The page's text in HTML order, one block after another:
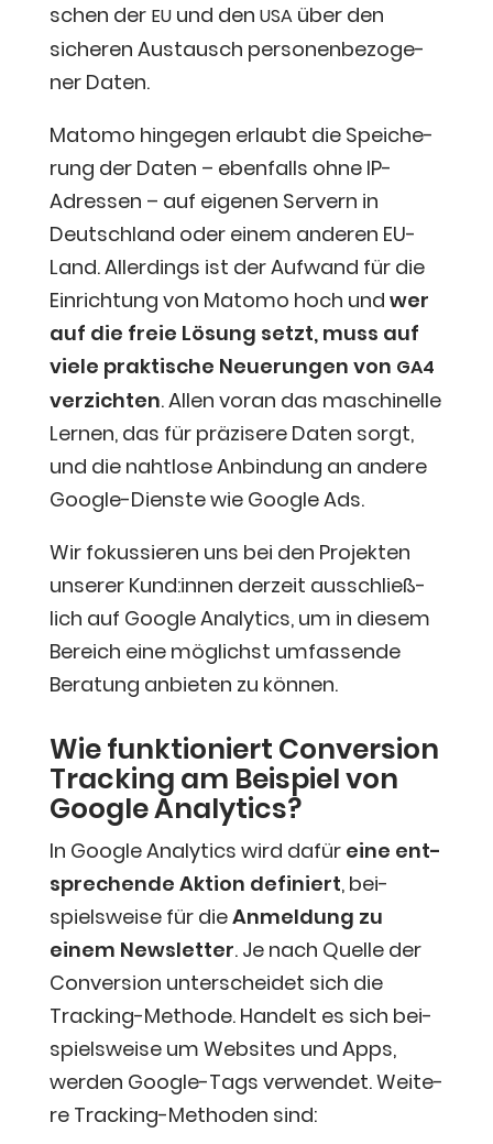
schen der EUund den USAüber den
siche­ren Aus­tausch per­so­nen­be­zo­ge­
ner Daten.
Mato­mo hin­ge­gen erlaubt die Spei­che­
rung der Daten – eben­falls ohne IP-
Adres­sen – auf eige­nen Ser­vern in
Deutsch­land oder einem ande­ren EU-
Land. Aller­dings ist der Auf­wand für die
Ein­rich­tung von Mato­mo hoch und wer
auf die freie Lösung setzt, muss auf
vie­le prak­ti­sche Neue­run­gen von GA4
ver­zich­ten. Allen vor­an das maschi­nel­le
Ler­nen, das für prä­zi­se­re Daten sorgt,
und die naht­lo­se Anbin­dung an ande­re
Goog­le-Diens­te wie Goog­le Ads.
Wir fokus­sie­ren uns bei den Pro­jek­ten
unse­rer Kund:innen der­zeit aus­schließ­
lich auf Goog­le Ana­ly­tics, um in die­sem
Bereich eine mög­lichst umfas­sen­de
Bera­tung anbie­ten zu können.
Wie funk­tio­niert Con­ver­si­on
Track­ing am Bei­spiel von
Goog­le Analytics?
In Goog­le Ana­ly­tics wird dafür eine ent­
spre­chen­de Akti­on defi­niert, bei­
spiels­wei­se für dieAnmel­dung zu
einem News­let­ter. Je nach Quel­le der
Con­ver­si­on unter­schei­det sich die
Track­ing-Metho­de. Han­delt es sich bei­
spiels­wei­se um Web­sites und Apps,
wer­den Goog­le-Tags ver­wen­det. Wei­te­
re Track­ing-Metho­den sind: